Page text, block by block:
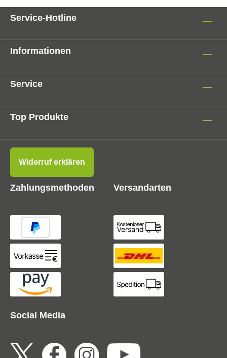
Service-Hotline
Informationen
Service
Top Produkte
Social Media
Widerruf erklären
Zahlungsmethoden Versandarten